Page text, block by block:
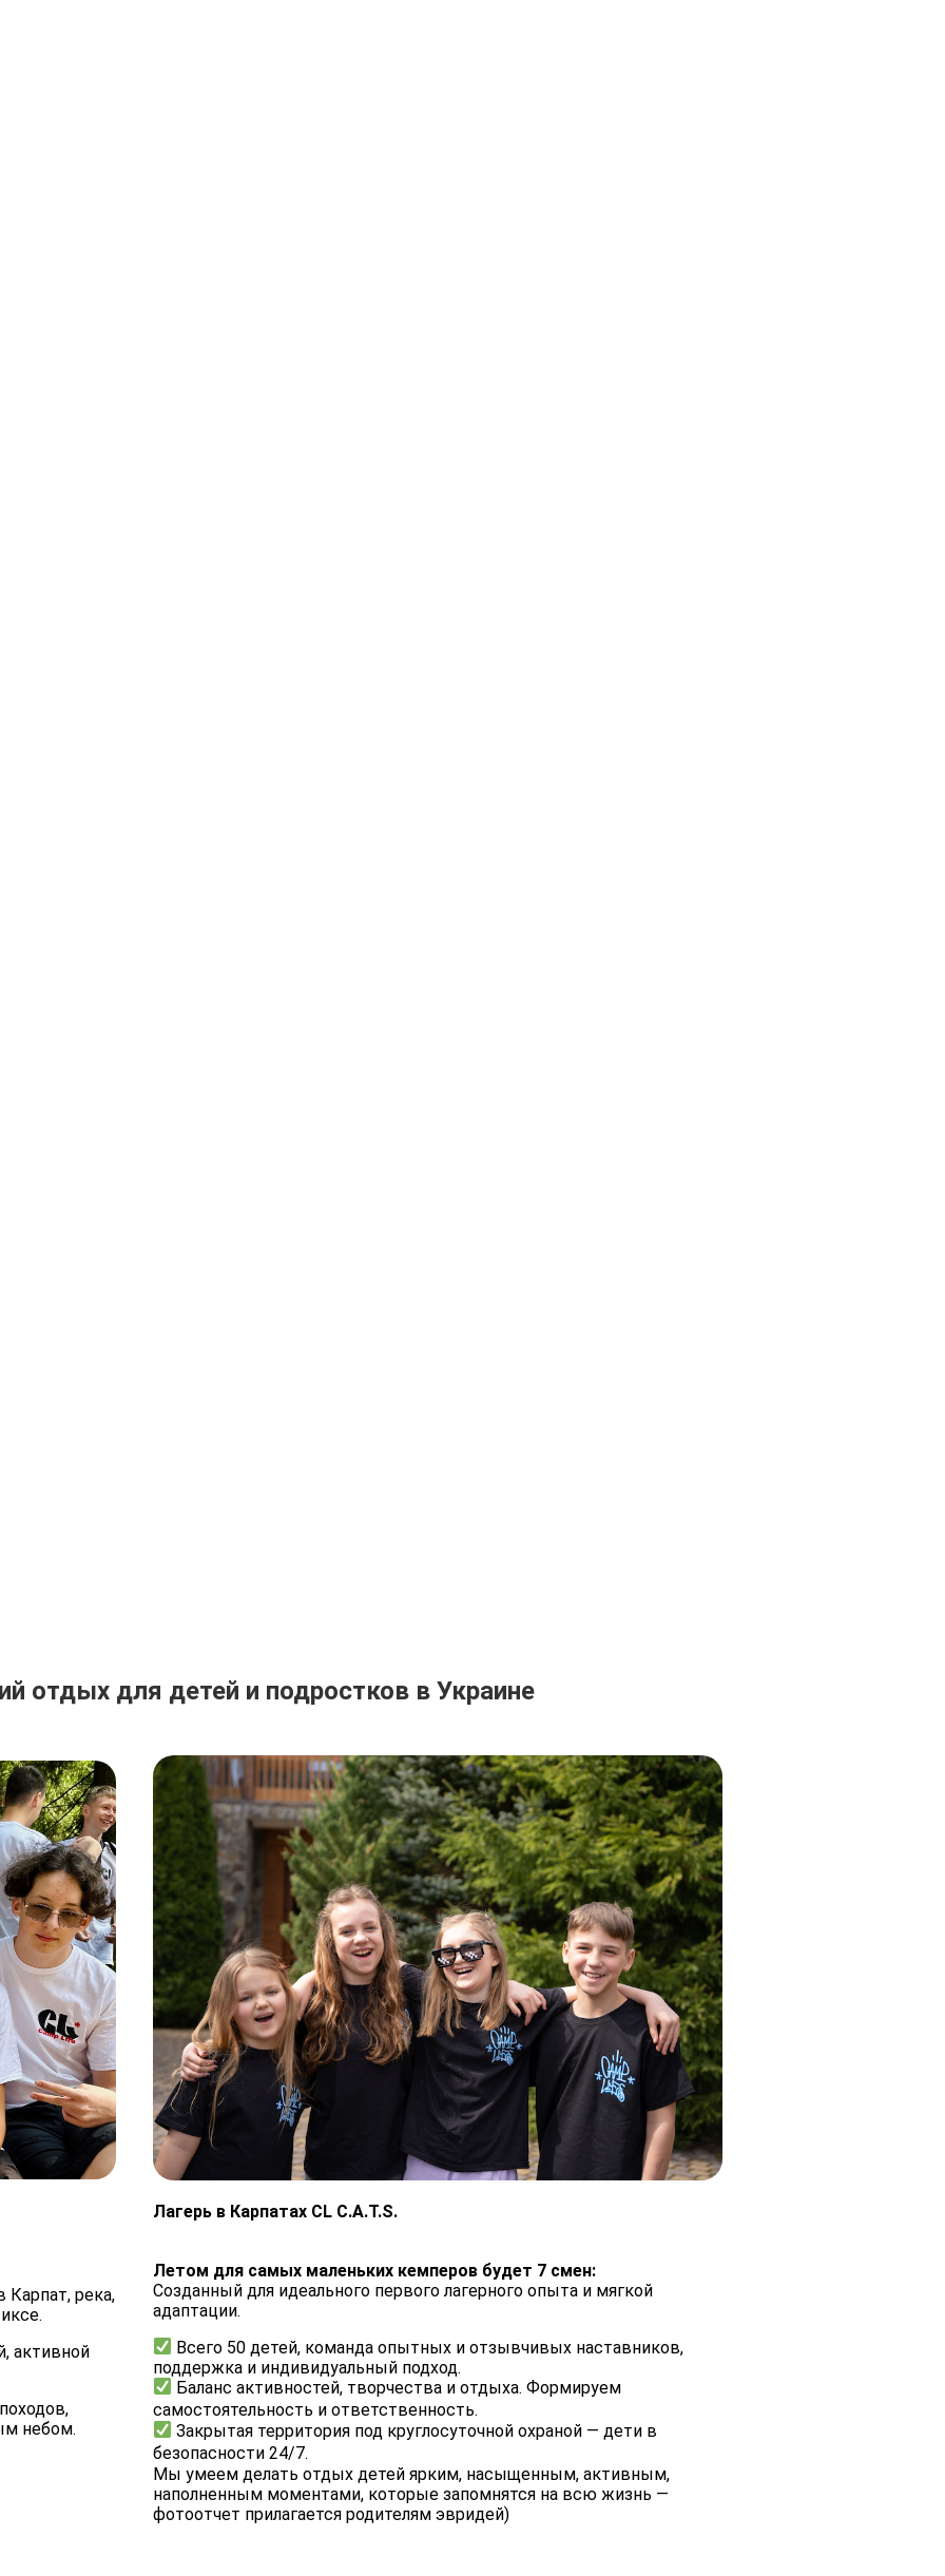
отдых для детей и подростков в Украине
Карпат, река,
активной
небом.
Лагерь в Карпатах CL C.A.T.S.
Летом для самых маленьких кемперов будет 7 смен:
Созданный для идеального первого лагерного опыта и мягкой
адаптации.
Всего 50 детей, команда опытных и отзывчивых наставников,
поддержка и индивидуальный подход.
Баланс активностей, творчества и отдыха. Формируем
самостоятельность и ответственность.
Закрытая территория под круглосуточной охраной — дети в
безопасности 24/7.
Мы умеем делать отдых детей ярким, насыщенным, активным,
наполненным моментами, которые запомнятся на всю жизнь —
фотоотчет прилагается родителям эвридей)